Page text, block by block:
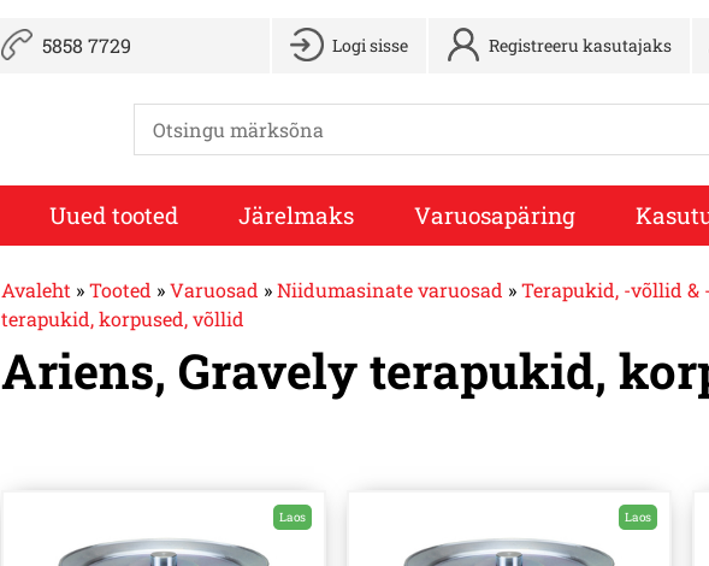
5858 7729 Logi sisse Registreeru kasutajaks
Uued tooted Järelmaks Varuosapäring
Avaleht »Tooted »Varuosad »Niidumasinate varuosad »Terapukid, -võllid &
terapukid, korpused, võllid
Ariens, Gravely terapukid,
Laos Laos